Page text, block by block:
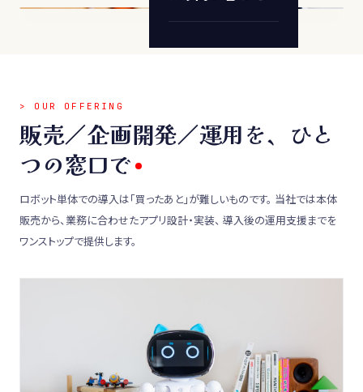
> OUR OFFERING
販売／企画開発／運用を、ひと
つの窓口で
ロボット単体での導入は「買ったあと」が難しいものです。 当社では本体
販売から、業務に合わせたアプリ設計・実装、 導入後の運用支援までを
ワンストップで提供します。